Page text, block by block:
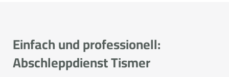
Einfach und professionell:
Abschleppdienst Tismer